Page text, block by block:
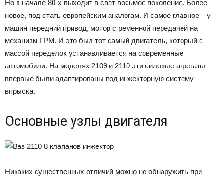
Но в начале 80-х выходит в свет восьмое поколение. Более
новое, под стать европейским аналогам. И самое главное – у
машин передний привод, мотор с ременной передачей на
механизм ГРМ. И это был тот самый двигатель, который с
массой переделок устанавливается на современные
автомобили. На моделях 2109 и 2110 эти силовые агрегаты
впервые были адаптированы под инжекторную систему
впрыска.
Основные узлы двигателя
Никаких существенных отличий можно не обнаружить при